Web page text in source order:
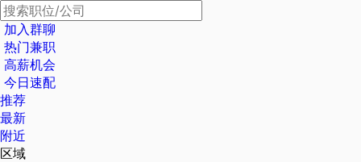
加入群聊
热门兼职
高薪机会
今日速配
推荐
最新
附近
区域